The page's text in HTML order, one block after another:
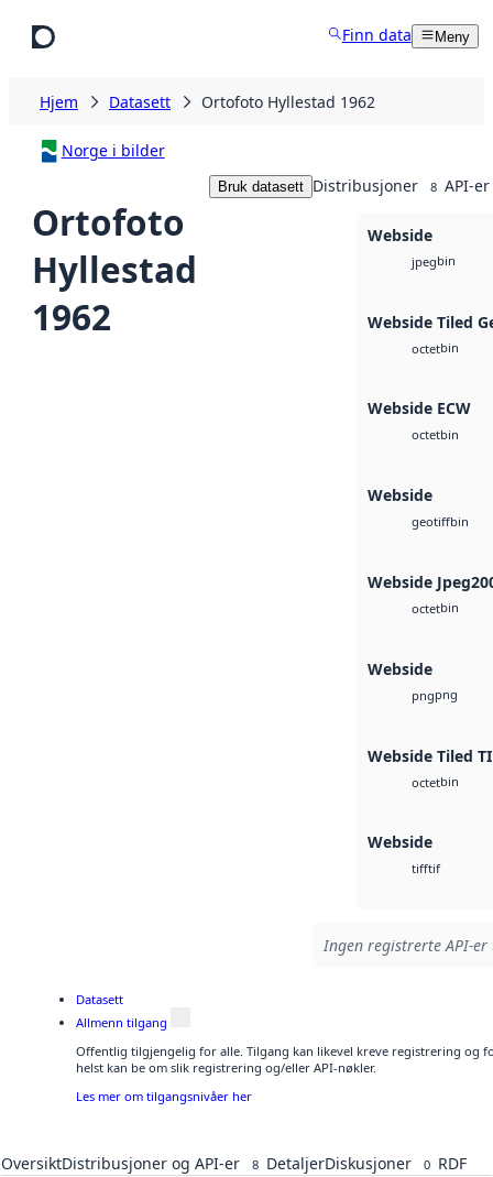
Finn data Meny
Hjem Datasett Ortofoto Hyllestad 1962
Norge i bilder
Ortofoto
Hyllestad
1962
Bruk datasett Distribusjoner 8 API-er
Webside
jpegbin
Webside Tiled
octetbin
Webside ECW
octetbin
Webside
geotiffbin
Webside
octetbin
Webside
pngpng
Webside Tiled
octetbin
Webside
tifftif
Ingen registrerte API-
Datasett
Allmenn tilgang
Offentlig tilgjengelig for alle. Tilgang kan likevel kreve registrering og
helst kan be om slik registrering og/eller API-nøkler.
Les mer om tilgangsnivåer her
OversiktDistribusjoner og API-er 8 DetaljerDiskusjoner 0 RDF